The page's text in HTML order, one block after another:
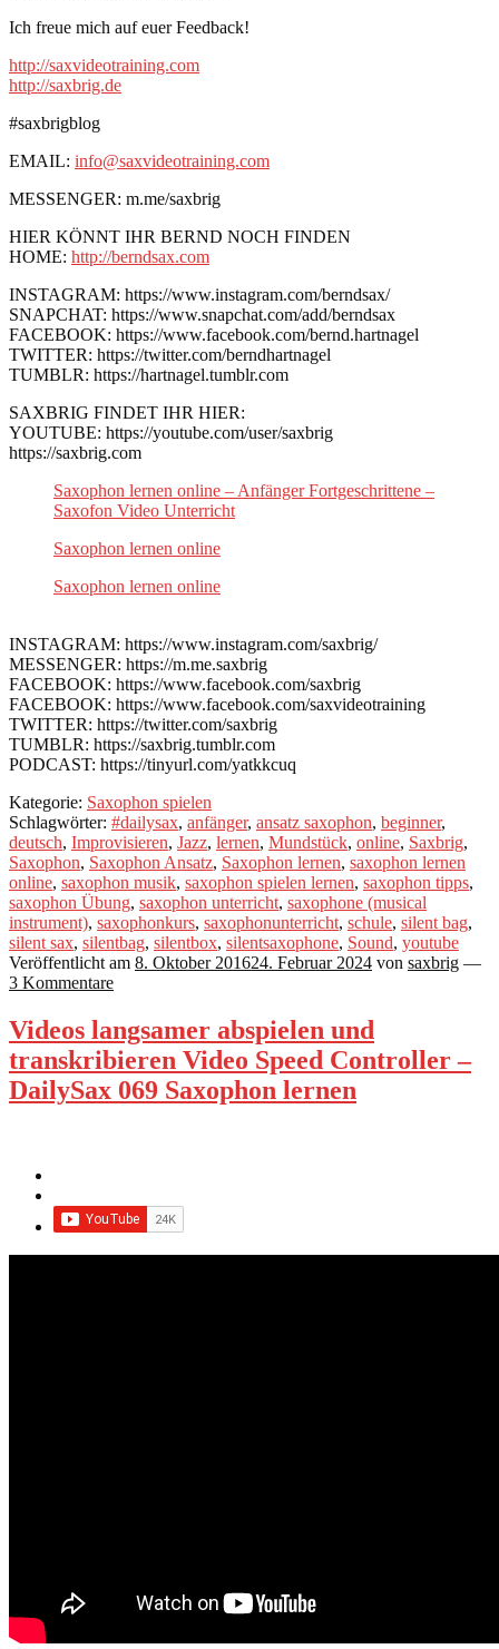
Ich freue mich auf euer Feedback!
http://saxvideotraining.com
http://saxbrig.de
#saxbrigblog
EMAIL: info@saxvideotraining.com
MESSENGER: m.me/saxbrig
HIER KÖNNT IHR BERND NOCH FINDEN
HOME: http://berndsax.com
INSTAGRAM: https://www.instagram.com/berndsax/
SNAPCHAT: https://www.snapchat.com/add/berndsax
FACEBOOK: https://www.facebook.com/bernd.hartnagel
TWITTER: https://twitter.com/berndhartnagel
TUMBLR: https://hartnagel.tumblr.com
SAXBRIG FINDET IHR HIER:
YOUTUBE: https://youtube.com/user/saxbrig
https://saxbrig.com
Saxophon lernen online – Anfänger Fortgeschrittene –
Saxofon Video Unterricht
Saxophon lernen online
Saxophon lernen online
INSTAGRAM: https://www.instagram.com/saxbrig/
MESSENGER: https://m.me.saxbrig
FACEBOOK: https://www.facebook.com/saxbrig
FACEBOOK: https://www.facebook.com/saxvideotraining
TWITTER: https://twitter.com/saxbrig
TUMBLR: https://saxbrig.tumblr.com
PODCAST: https://tinyurl.com/yatkkcuq
Kategorie: Saxophon spielen
Schlagwörter: #dailysax, anfänger, ansatz saxophon, beginner,
deutsch, Improvisieren, Jazz, lernen, Mundstück, online, Saxbrig,
Saxophon, Saxophon Ansatz, Saxophon lernen, saxophon lernen
online, saxophon musik, saxophon spielen lernen, saxophon tipps,
saxophon Übung, saxophon unterricht, saxophone (musical
instrument), saxophonkurs, saxophonunterricht, schule, silent bag,
silent sax, silentbag, silentbox, silentsaxophone, Sound, youtube
Veröffentlicht am 8. Oktober 201624. Februar 2024 von saxbrig —
3 Kommentare
Videos langsamer abspielen und
transkribieren Video Speed Controller –
DailySax 069 Saxophon lernen